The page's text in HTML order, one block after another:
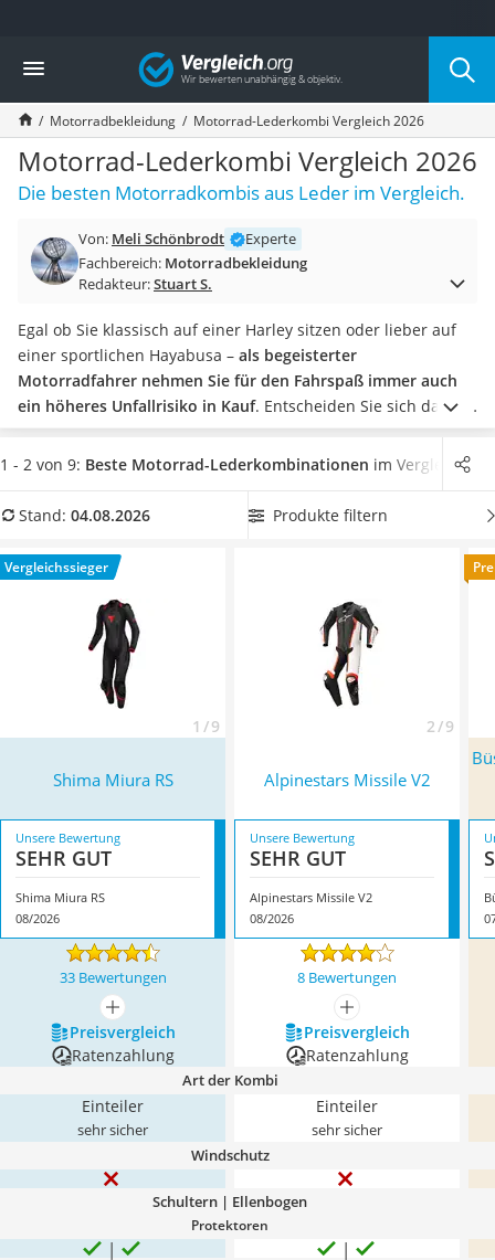
Die beliebtesten Vergleiche nach Kategorie
Auto & Motor
Fahrradträger-Anhängerkupplung (4 Fahrräder)
Fahrradträger
Fahrradträger (Anhängerkupplung)
Fahrradträger 3 Fahrräder
Benzinkanister (20 l)
Fahrradträger E-Bike
Benzinkanister
Wagenheber 3t
AGM-Batterie Wohnmobil
Thule-Fahrradträger
FM-Transmitter
Sommerreifen 205/55 R16
Autobatterie-Ladegerät
Alkoholtester
Diesel-Additiv
Wagenheber
Vergleich
Motorradbekleidung Motorrad-Lederkombi Vergleich 2026
Motorrad-Lederkombi Vergleich 2026
Die besten Motorradkombis aus Leder im Vergleich.
Von: Meli Schönbrodt
Experte
Fachbereich: Motorradbekleidung
Redakteur:Stuart S.
Egal ob Sie klassisch auf einer Harley sitzen oder lieber auf
einer sportlichen Hayabusa – als begeisterter
Motorradfahrer nehmen Sie für den Fahrspaß immer auch
ein höheres Unfallrisiko in Kauf. Entscheiden Sie sich daher
jetzt für eine Motorrad-Lederkombi aus unserer Test- oder
Vergleichstabelle und minimieren Sie Ihr Verletzungsrisiko.
zeichnen sich Zweiteiler durch ihren Komfort aus
Ellenbogen und Knie, manche auch für Hüfte und Rücken.
Insider-Tipp: Achten Sie darauf, dass die Protektoren nach
EU-Norm zertifiziert sind. Überzeugt hat uns hier im August
2026 besonders das Modell
Shima Miura RS * mit seinen
Eigenschaften.
1 - 2 von 9: Beste Motorrad-Lederkombinationen im Vergleich
Stand: 04.08.2026 Produkte filtern
Vergleichssieger
1 / 9 2 / 9
Shima Miura RS Alpinestars Missile V2
Unsere Bewertung
SEHR GUT
Shima Miura RS
08/2026
Unsere Bewertung
SEHR GUT
Alpinestars Missile V2
08/2026
33 Bewertungen 8 Bewertungen
mehr anzeigen
mehr anzeigen
Preis­vergleich
Preis­vergleich
Ratenzahlung
Ratenzahlung
Art der Kombi
Einteiler
sehr sicher
Einteiler
sehr sicher
Windschutz
Schultern | Ellenbogen
Protektoren